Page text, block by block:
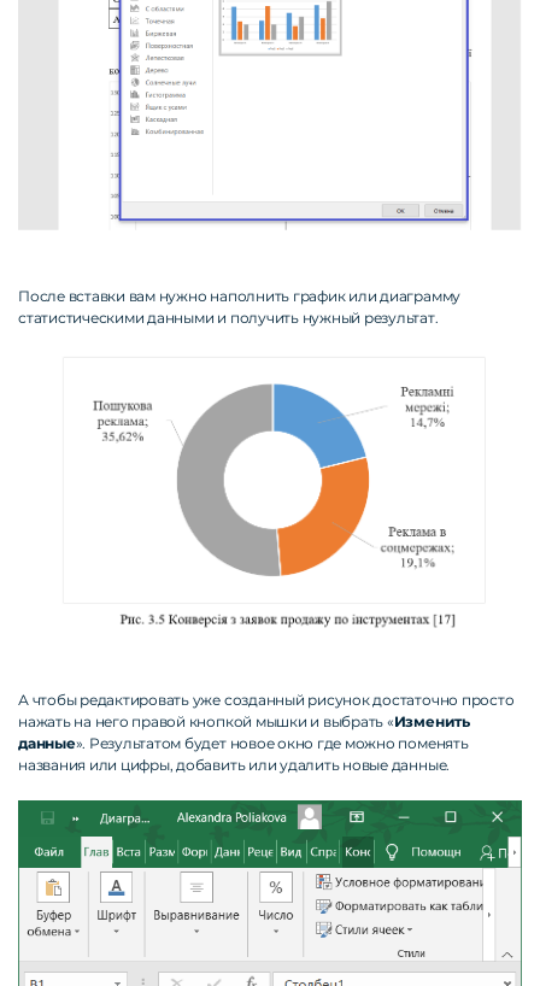
После вставки вам нужно наполнить график или диаграмму
статистическими данными и получить нужный результат.
А чтобы редактировать уже созданный рисунок достаточно просто
нажать на него правой кнопкой мышки и выбрать «Изменить
данные». Результатом будет новое окно где можно поменять
названия или цифры, добавить или удалить новые данные.